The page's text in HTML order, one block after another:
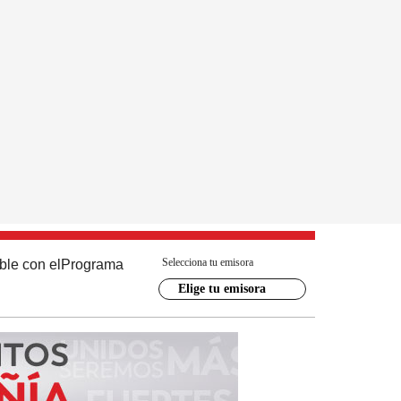
con el Programa Selecciona tu emisora
Elige tu emisora